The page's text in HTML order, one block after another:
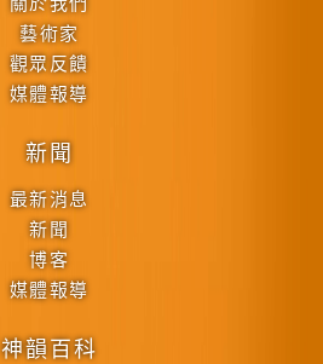
藝術家
觀眾反饋
媒體報導
新聞
最新消息
新聞
博客
媒體報導
神韻百科